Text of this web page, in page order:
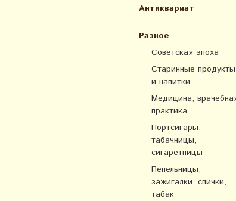
Антиквариат
Разное
Советская эпоха
Старинные продукты
и напитки
Медицина,
практика
Портсигары,
табачницы,
сигаретницы
Пепельницы,
зажигалки, спички,
табак